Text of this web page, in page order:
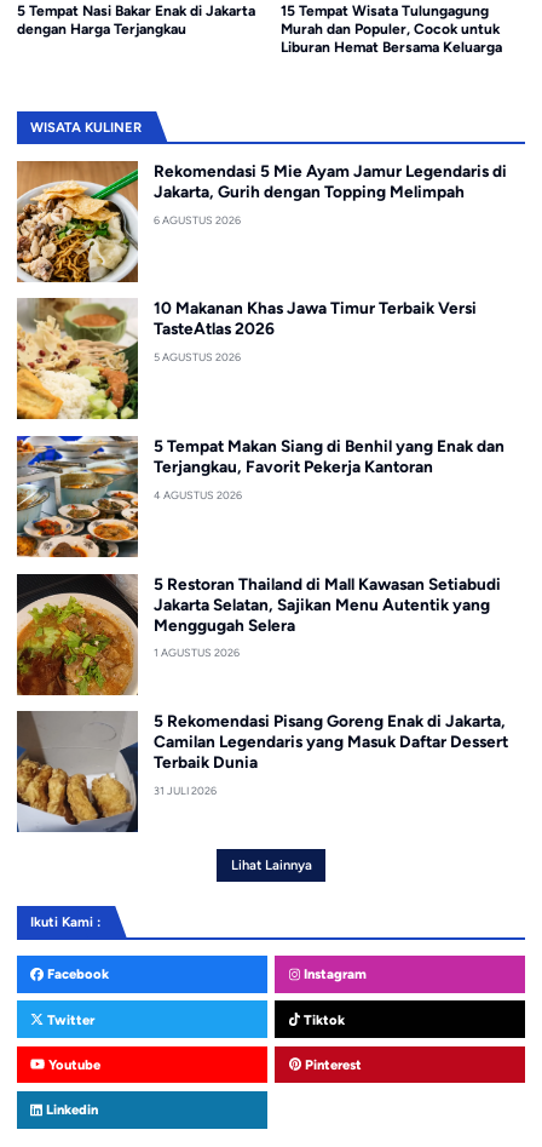
Enak di Jakarta
15 Tempat Wisata Tulungagung
Murah dan Populer, Cocok untuk
Liburan Hemat Bersama Keluarga
Air Terjun
Selatan, Wisata
Kolam Alami
WISATA KULINER
Rekomendasi 5 Mie Ayam Jamur Legendaris di
Jakarta, Gurih dengan Topping Melimpah
6 AGUSTUS 2026
10 Makanan Khas Jawa Timur Terbaik Versi
TasteAtlas 2026
5 AGUSTUS 2026
5 Tempat Makan Siang di Benhil yang Enak dan
Terjangkau, Favorit Pekerja Kantoran
4 AGUSTUS 2026
5 Restoran Thailand di Mall Kawasan Setiabudi
Jakarta Selatan, Sajikan Menu Autentik yang
Menggugah Selera
1 AGUSTUS 2026
5 Rekomendasi Pisang Goreng Enak di Jakarta,
Camilan Legendaris yang Masuk Daftar Dessert
Terbaik Dunia
31 JULI 2026
Lihat Lainnya
Ikuti Kami :
Facebook Instagram
Twitter Tiktok
Youtube Pinterest
Linkedin